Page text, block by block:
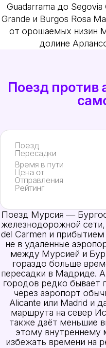
Guadarrama до Segovia
Grande и Burgos Rosa
от орошаемых низин
долине
Поезд против
Поезд
Пересадки
Время в пути
Цена от
Отправления
Рейтинг
Поезд Мурсия —
железнодорожной
del Carmen и прибытием
не в удалённые
между Мурсией и
гораздо больше
пересадки в Мадриде.
городов редко бывает
через аэропорт
Alicante или Madrid и
маршрута на север
также даёт меньшие
этому внутреннему
избежать времени на